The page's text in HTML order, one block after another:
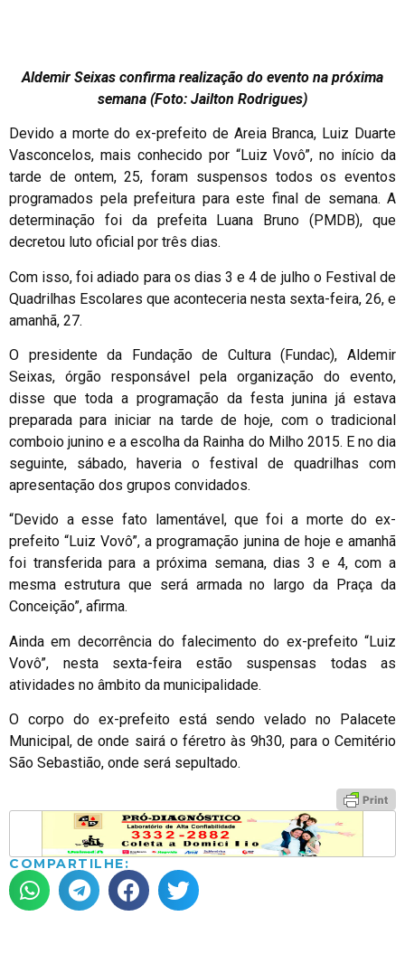
Aldemir Seixas confirma realização do evento na próxima
semana (Foto: Jailton Rodrigues)
Devido a morte do ex-prefeito de Areia Branca, Luiz Duarte
Vasconcelos, mais conhecido por “Luiz Vovô”, no início da
tarde de ontem, 25, foram suspensos todos os eventos
programados pela prefeitura para este final de semana. A
determinação foi da prefeita Luana Bruno (PMDB), que
decretou luto oficial por três dias.
Com isso, foi adiado para os dias 3 e 4 de julho o Festival de
Quadrilhas Escolares que aconteceria nesta sexta-feira, 26, e
amanhã, 27.
O presidente da Fundação de Cultura (Fundac), Aldemir
Seixas, órgão responsável pela organização do evento,
disse que toda a programação da festa junina já estava
preparada para iniciar na tarde de hoje, com o tradicional
comboio junino e a escolha da Rainha do Milho 2015. E no dia
seguinte, sábado, haveria o festival de quadrilhas com
apresentação dos grupos convidados.
“Devido a esse fato lamentável, que foi a morte do ex-
prefeito “Luiz Vovô”, a programação junina de hoje e amanhã
foi transferida para a próxima semana, dias 3 e 4, com a
mesma estrutura que será armada no largo da Praça da
Conceição”, afirma.
Ainda em decorrência do falecimento do ex-prefeito “Luiz
Vovô”, nesta sexta-feira estão suspensas todas as
atividades no âmbito da municipalidade.
O corpo do ex-prefeito está sendo velado no Palacete
Municipal, de onde sairá o féretro às 9h30, para o Cemitério
São Sebastião, onde será sepultado.
COMPARTILHE: